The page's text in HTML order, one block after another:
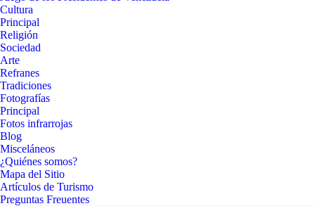
Cultura
Principal
Religión
Sociedad
Arte
Refranes
Tradiciones
Fotografías
Principal
Fotos infrarrojas
Blog
Misceláneos
¿Quiénes somos?
Mapa del Sitio
Artículos de Turismo
Preguntas Freuentes